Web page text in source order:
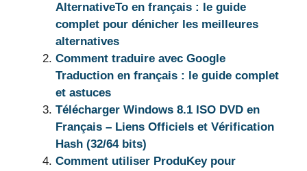
AlternativeTo en français : le guide
complet pour dénicher les meilleures
alternatives
Comment traduire avec Google
Traduction en français : le guide complet
et astuces
Télécharger Windows 8.1 ISO DVD en
Français – Liens Officiels et Vérification
Hash (32/64 bits)
Comment utiliser ProduKey pour